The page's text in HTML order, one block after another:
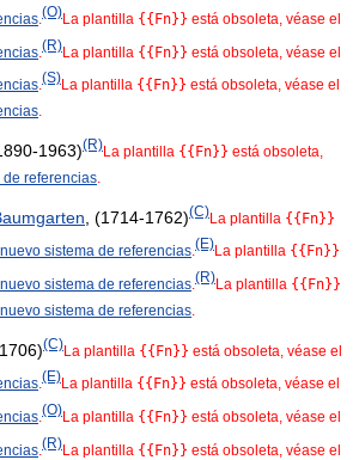
(O)La plantilla {{Fn}} está obsoleta, véase el
(R)La plantilla {{Fn}} está obsoleta, véase el
.(S)La plantilla {{Fn}} está obsoleta, véase el
.
1963)(R)La plantilla {{Fn}} está obsoleta,
referencias
, (1714-1762)(C)La plantilla {{Fn}}
nuevo sistema de referencias.(E)La plantilla {{Fn}}
nuevo sistema de referencias (R)La plantilla {{Fn}}
nuevo sistema de referencias
(C)La plantilla {{Fn}} está obsoleta, véase el
.(E)La plantilla {{Fn}} está obsoleta, véase el
(O)La plantilla {{Fn}} está obsoleta, véase el
(R)La plantilla {{Fn}} está obsoleta, véase el